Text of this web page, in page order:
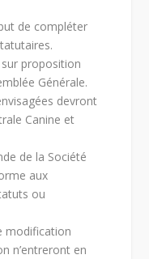
de compléter
proposition
Générale.
devront
Canine et
de la Société
aux
ou
modification
n’entreront en